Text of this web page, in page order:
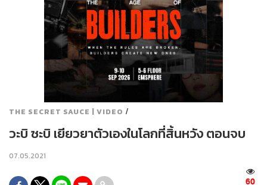
THE SECRET SAUCE | VIDEO /
วะบิ ซะบิ เยียวยาตัวเองในโลกที่สิ้นหวัง ตอนจบ
07.05.2021
60